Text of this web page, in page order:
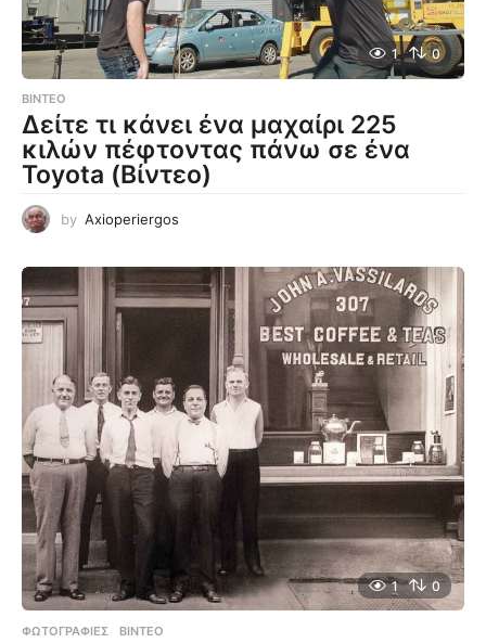
1 0
ΒΊΝΤΕΟ
Δείτε τι κάνει ένα μαχαίρι 225
κιλών πέφτοντας πάνω σε ένα
Toyota (Βίντεο)
by Axioperiergos
1 0
ΦΩΤΟΓΡΑΦΊΕΣ ,ΒΊΝΤΕΟ